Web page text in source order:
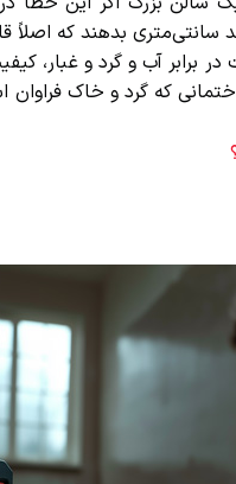
بدهند که اصلاً
برابر آب و گرد و غبار،
که گرد و خاک فراوان